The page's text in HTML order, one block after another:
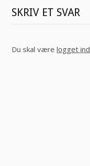
SKRIV ET SVAR
Du skal være logget ind